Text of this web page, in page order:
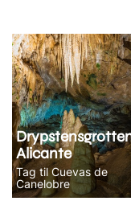
Alicante
Tag til Cuevas de
Canelobre